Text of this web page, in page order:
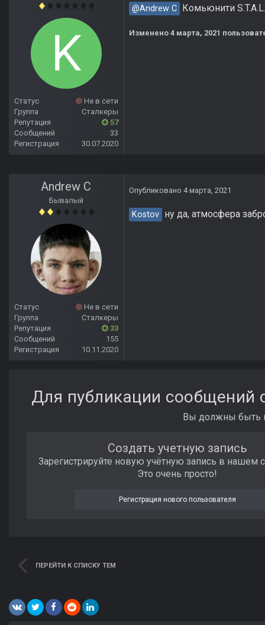
Статус
Не в сети
Группа
Сталкеры
Репутация
57
Сообщений
33
Регистрация
30.07.2020
@Andrew C Комьюнити
Изменено 4 марта, 2021
Andrew C
Бывалый
Статус
Не в сети
Группа
Сталкеры
Репутация
33
Сообщений
155
Регистрация
10.11.2020
Опубликовано 4 марта, 2021
Kostov ну да, атмосфера
Для публикации сообщений
Вы должны быть
Создать учетную запись
Зарегистрируйте новую учётную запись в нашем
Это очень просто!
Регистрация нового пользователя
ПЕРЕЙТИ К СПИСКУ ТЕМ